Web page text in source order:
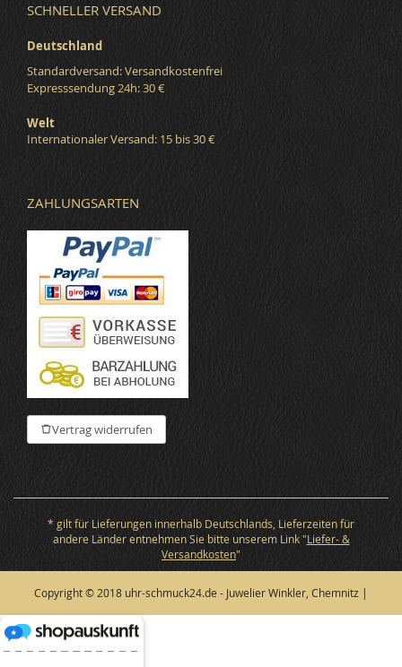
SCHNELLER VERSAND
Deutschland
Standardversand: Versandkostenfrei
Expresssendung 24h: 30 €
Welt
Internationaler Versand: 15 bis 30 €
ZAHLUNGSARTEN
Vertrag widerrufen
* gilt für Lieferungen innerhalb Deutschlands, Lieferzeiten für
andere Länder entnehmen Sie bitte unserem Link "Liefer- &
Versandkosten"
Copyright © 2018 uhr-schmuck24.de - Juwelier Winkler, Chemnitz |